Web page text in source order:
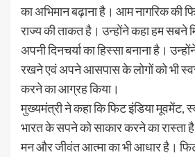
का अभिमान बढ़ाना है। आम नागरिक की
राज्य की ताकत है। उन्होंने कहा हम
अपनी दिनचर्या का हिस्सा बनाना है।
रखने एवं अपने आसपास के लोगों को भी
करने का आग्रह किया।
मुख्यमंत्री ने कहा कि फिट इंडिया
भारत के सपने को साकार करने का रास्ता
मन और जीवंत आत्मा का भी आधार है।